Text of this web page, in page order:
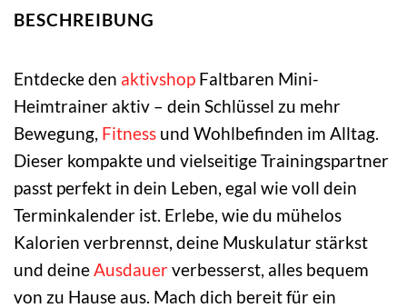
BESCHREIBUNG
Entdecke den aktivshop Faltbaren Mini-
Heimtrainer aktiv – dein Schlüssel zu mehr
Bewegung, Fitness und Wohlbefinden im Alltag.
Dieser kompakte und vielseitige Trainingspartner
passt perfekt in dein Leben, egal wie voll dein
Terminkalender ist. Erlebe, wie du mühelos
Kalorien verbrennst, deine Muskulatur stärkst
und deine Ausdauerverbesserst, alles bequem
von zu Hause aus. Mach dich bereit für ein